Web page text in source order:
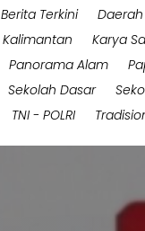
Berita Terkini
Kalimantan Karya
Panorama Alam
Sekolah Dasar
TNI - POLRI